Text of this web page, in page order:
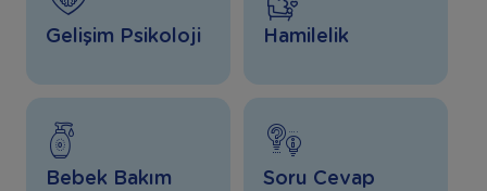
Gelişim Psikoloji Hamilelik
Bebek Bakım
Soru Cevap